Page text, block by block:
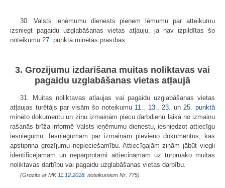
30. Valsts ieņēmumu dienests pieņem lēmumu par atteikumu
izsniegt pagaidu uzglabāšanas vietas atļauju, ja nav izpildītas šo
noteikumu 27. punktā minētās prasības.
3. Grozījumu izdarīšana muitas noliktavas vai
pagaidu uzglabāšanas vietas atļaujā
31. Muitas noliktavas atļaujas vai pagaidu uzglabāšanas vietas
atļaujas turētājs par visām šo noteikumu 11., 13.,23. un25. punktā
minēto dokumentu un ziņu izmaiņām piecu darbdienu laikā no izmaiņu
rašanās brīža informē Valsts ieņēmumu dienestu, iesniedzot attiecīgu
iesniegumu. Iesniegumam par izmaiņām pievieno dokumentus, kas
apstiprina grozījumu nepieciešamību. Attiecīgajām ziņām jābūt viegli
identificējamām un nepārprotami attiecināmām uz turpmāko muitas
noliktavas darbību vai pagaidu uzglabāšanas vietas darbību.
(Grozīts ar MK11.12.2018. noteikumiem Nr. 775)